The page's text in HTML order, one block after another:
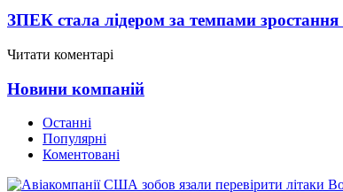
ЗПЕК стала лідером за темпами
Читати коментарі
Новини компаній
Останні
Популярні
Коментовані